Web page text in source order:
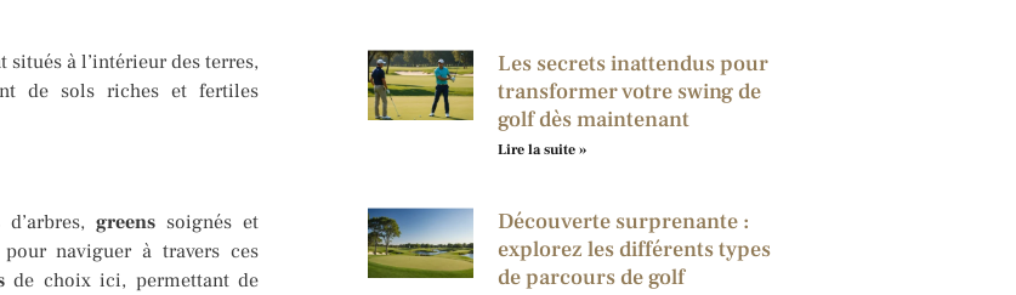
situés à l’intérieur des terres,
de sols riches et fertiles
d’arbres,greens soignés et
naviguer à travers ces
de choix ici, permettant de
Les secrets inattendus pour
transformer votre swing de
golf dès maintenant
Lire la suite »
Découverte surprenante :
explorez les différents types
de parcours de golf